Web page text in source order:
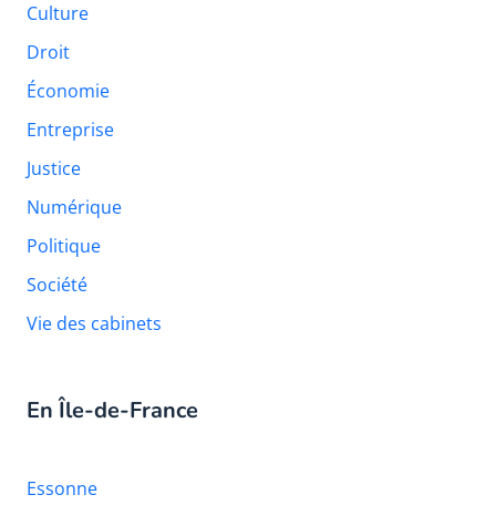
Culture
Droit
Économie
Entreprise
Justice
Numérique
Politique
Société
Vie des cabinets
En Île-de-France
Essonne